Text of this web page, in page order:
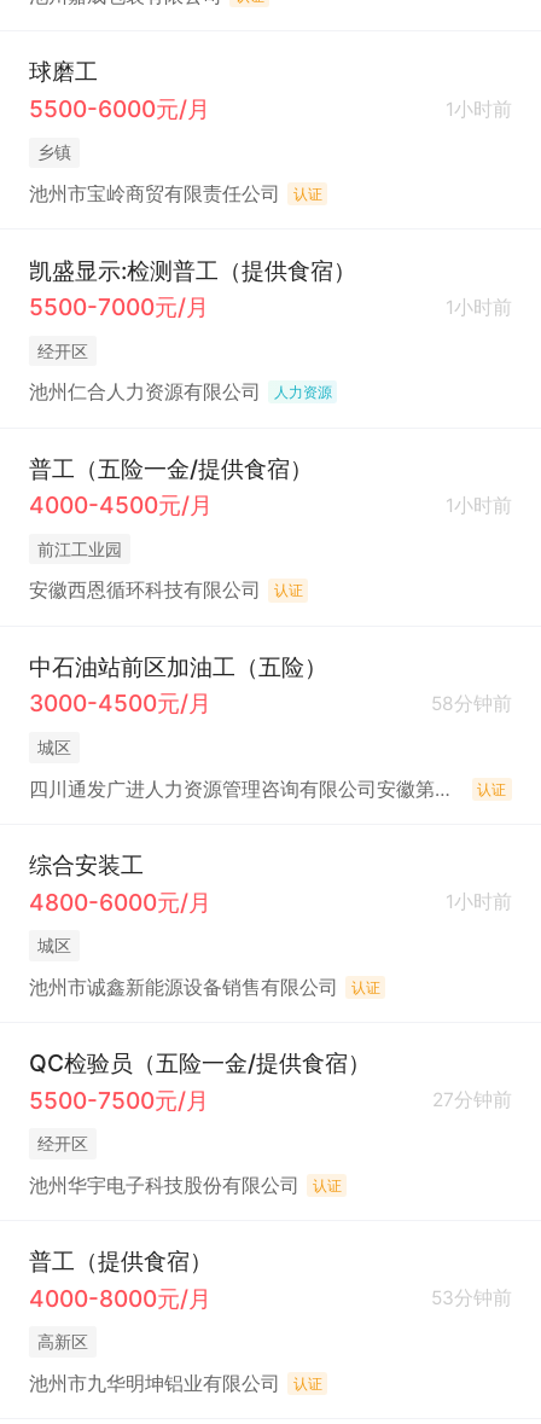
球磨工
5500-6000元/月
1小时前
乡镇
池州市宝岭商贸有限责任公司 认证
凯盛显示:检测普工（提供食宿）
5500-7000元/月
1小时前
经开区
池州仁合人力资源有限公司 人力资源
普工（五险一金/提供食宿）
4000-4500元/月
1小时前
前江工业园
安徽西恩循环科技有限公司 认证
中石油站前区加油工（五险）
3000-4500元/月
58分钟前
城区
四川通发广进人力资源管理咨询有限公司安徽第一分公司 认证
综合安装工
4800-6000元/月
1小时前
城区
池州市诚鑫新能源设备销售有限公司 认证
QC检验员（五险一金/提供食宿）
5500-7500元/月
27分钟前
经开区
池州华宇电子科技股份有限公司 认证
普工（提供食宿）
4000-8000元/月
53分钟前
高新区
池州市九华明坤铝业有限公司 认证